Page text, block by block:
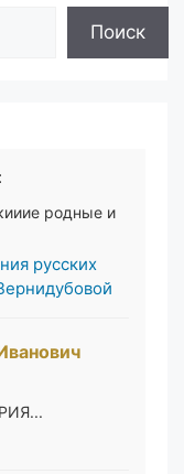
Поиск
родные и
русских